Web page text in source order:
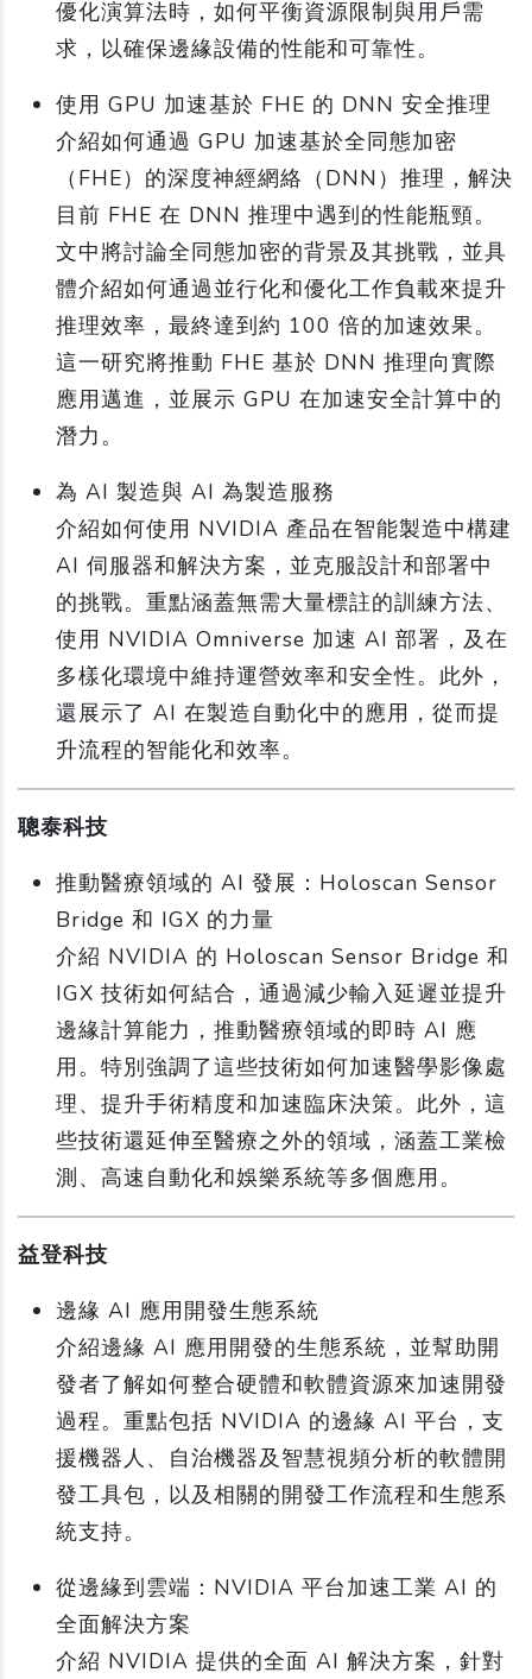
優化演算法時，如何平衡資源限制與用戶需
求，以確保邊緣設備的性能和可靠性。
使用 GPU 加速基於 FHE 的 DNN 安全推理
介紹如何通過 GPU 加速基於全同態加密
（FHE）的深度神經網絡（DNN）推理，解決
目前 FHE 在 DNN 推理中遇到的性能瓶頸。
文中將討論全同態加密的背景及其挑戰，並具
體介紹如何通過並行化和優化工作負載來提升
推理效率，最終達到約 100 倍的加速效果。
這一研究將推動 FHE 基於 DNN 推理向實際
應用邁進，並展示 GPU 在加速安全計算中的
潛力。
為 AI 製造與 AI 為製造服務
介紹如何使用 NVIDIA 產品在智能製造中構建
AI 伺服器和解決方案，並克服設計和部署中
的挑戰。重點涵蓋無需大量標註的訓練方法、
使用 NVIDIA Omniverse 加速 AI 部署，及在
多樣化環境中維持運營效率和安全性。此外，
還展示了 AI 在製造自動化中的應用，從而提
升流程的智能化和效率。
聰泰科技
推動醫療領域的 AI 發展：Holoscan Sensor
Bridge 和 IGX 的力量
介紹 NVIDIA 的 Holoscan Sensor Bridge 和
IGX 技術如何結合，通過減少輸入延遲並提升
邊緣計算能力，推動醫療領域的即時 AI 應
用。特別強調了這些技術如何加速醫學影像處
理、提升手術精度和加速臨床決策。此外，這
些技術還延伸至醫療之外的領域，涵蓋工業檢
測、高速自動化和娛樂系統等多個應用。
益登科技
邊緣 AI 應用開發生態系統
介紹邊緣 AI 應用開發的生態系統，並幫助開
發者了解如何整合硬體和軟體資源來加速開發
過程。重點包括 NVIDIA 的邊緣 AI 平台，支
援機器人、自治機器及智慧視頻分析的軟體開
發工具包，以及相關的開發工作流程和生態系
統支持。
從邊緣到雲端：NVIDIA 平台加速工業 AI 的
全面解決方案
介紹 NVIDIA 提供的全面 AI 解決方案，針對